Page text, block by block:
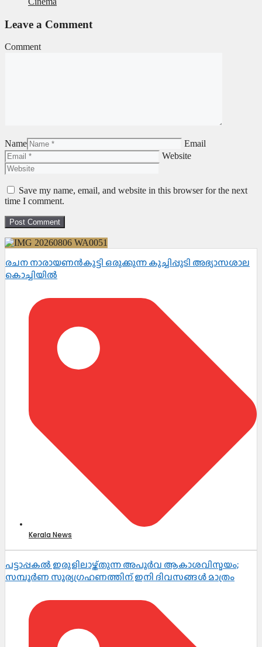
Leave a Comment
Comment
Name
Email
Website
Save my name, email, and website in this browser for the next
time I comment.
രചന നാരായണൻകുട്ടി ഒരുക്കുന്ന കുച്ചിപ്പുടി അഭ്യാസശാല
കൊച്ചിയിൽ
Kerala News
പട്ടാപ്പകൽ ഇരുളിലാഴ്ത്തുന്ന അപൂർവ ആകാശവിസ്മയം;
സമ്പൂർണ സൂര്യഗ്രഹണത്തിന് ഇനി ദിവസങ്ങൾ മാത്രം